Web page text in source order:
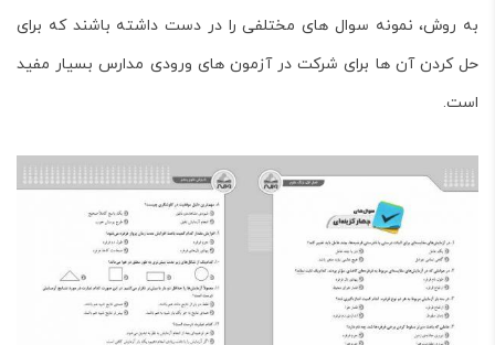
به روش، نمونه سوال های مختلفی را در دست داشته باشند که برای
حل کردن آن ها برای شرکت در آزمون های ورودی مدارس بسیار مفید
است.